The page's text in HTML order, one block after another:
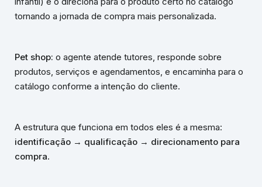
tornando a jornada de compra mais personalizada.
Pet shop: o agente atende tutores, responde sobre
produtos, serviços e agendamentos, e encaminha para o
catálogo conforme a intenção do cliente.
A estrutura que funciona em todos eles é a mesma:
identificação → qualificação → direcionamento para
compra.